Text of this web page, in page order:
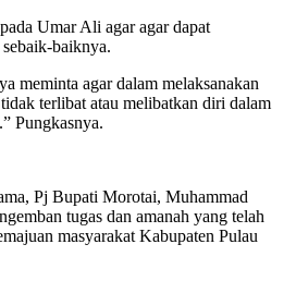
Umar Ali agar agar dapat
baiknya.
meminta agar dalam melaksanakan
terlibat atau melibatkan diri dalam
Pungkasnya.
Pj Bupati Morotai, Muhammad
tugas dan amanah yang telah
masyarakat Kabupaten Pulau